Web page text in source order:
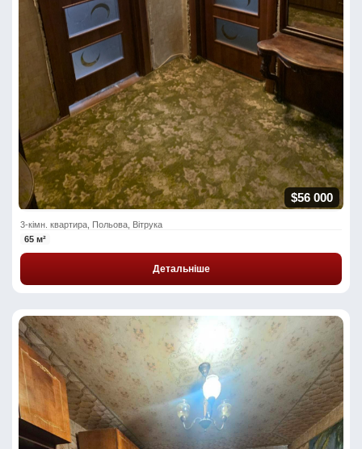
$56 000
3-кімн. квартира, Польова, Вітрука
65 м²
Детальніше